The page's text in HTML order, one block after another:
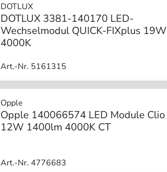
DOTLUX
DOTLUX 3381-140170 LED-
Wechselmodul QUICK-FIXplus 19W
4000K
Art.-Nr. 5161315
Opple
Opple 140066574 LED Module Clio
12W 1400lm 4000K CT
Art.-Nr. 4776683